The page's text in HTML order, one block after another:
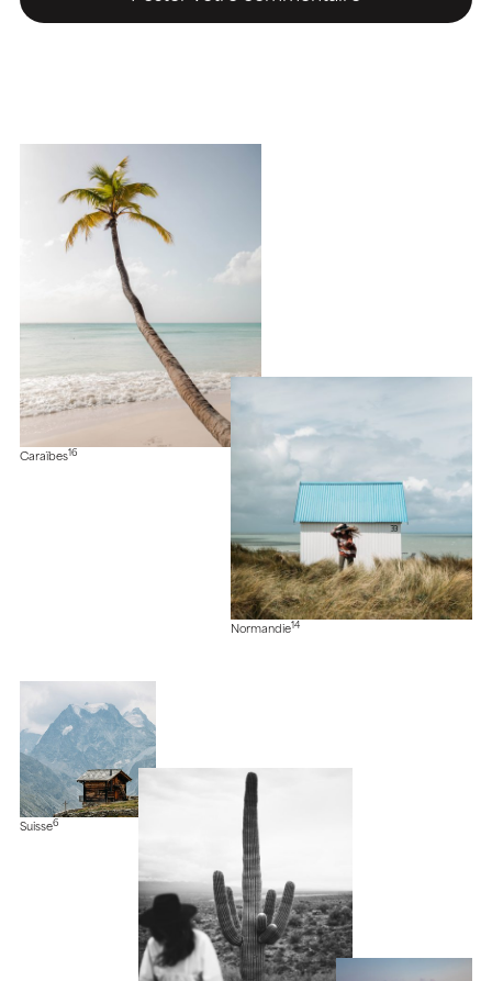
Caraïbes16
Normandie14
Suisse6